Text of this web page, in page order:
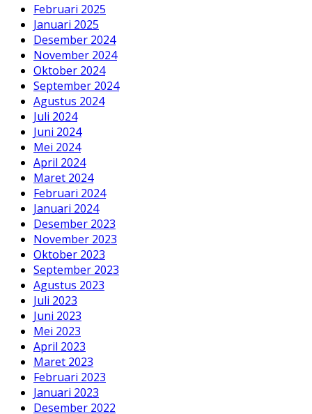
Februari 2025
Januari 2025
Desember 2024
November 2024
Oktober 2024
September 2024
Agustus 2024
Juli 2024
Juni 2024
Mei 2024
April 2024
Maret 2024
Februari 2024
Januari 2024
Desember 2023
November 2023
Oktober 2023
September 2023
Agustus 2023
Juli 2023
Juni 2023
Mei 2023
April 2023
Maret 2023
Februari 2023
Januari 2023
Desember 2022